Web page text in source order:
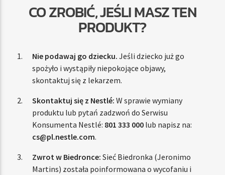
CO ZROBIĆ, JEŚLI MASZ TEN
PRODUKT?
Nie podawaj go dziecku. Jeśli dziecko już go
spożyło i wystąpiły niepokojące objawy,
skontaktuj się z lekarzem.
Skontaktuj się z Nestlé: W sprawie wymiany
produktu lub pytań zadzwoń do Serwisu
Konsumenta Nestlé: 801 333 000 lub napisz na:
cs@pl.nestle.com.
Zwrot w Biedronce: Sieć Biedronka (Jeronimo
Martins) została poinformowana o wycofaniu i